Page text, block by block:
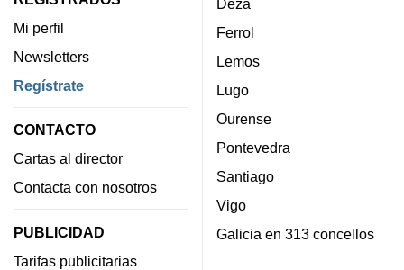
Mi perfil
Newsletters
Regístrate
CONTACTO
Cartas al director
Contacta con nosotros
PUBLICIDAD
Tarifas publicitarias
Deza
Ferrol
Lemos
Lugo
Ourense
Pontevedra
Santiago
Vigo
Galicia en 313 concellos